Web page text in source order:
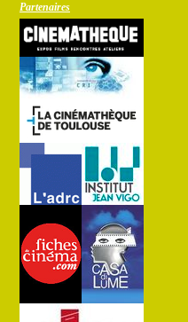
Partenaires